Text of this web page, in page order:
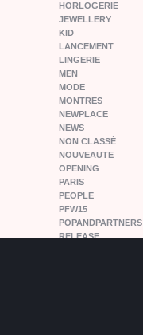
HORLOGERIE
JEWELLERY
KID
LANCEMENT
LINGERIE
MEN
MODE
MONTRES
NEWPLACE
NEWS
NON CLASSÉ
NOUVEAUTE
OPENING
PARIS
PEOPLE
PFW15
POPANDPARTNERS
RELEASE